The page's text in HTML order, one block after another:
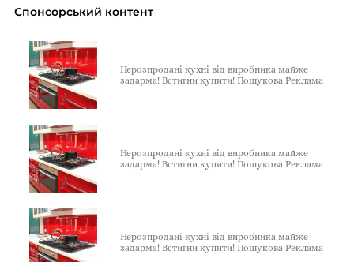
Спонсорський контент
Нерозпродані кухні від виробника майже
задарма! Встигни купити! Пошукова Реклама
Нерозпродані кухні від виробника майже
задарма! Встигни купити! Пошукова Реклама
Нерозпродані кухні від виробника майже
задарма! Встигни купити! Пошукова Реклама